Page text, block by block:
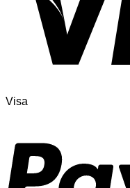
Visa